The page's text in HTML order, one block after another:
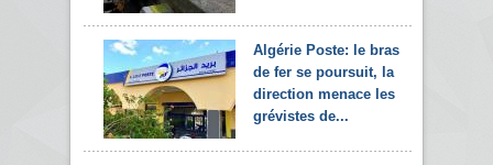
Algérie Poste: le bras
de fer se poursuit, la
direction menace les
grévistes de...